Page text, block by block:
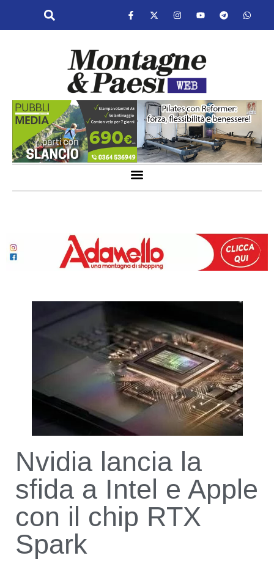
Nvidia lancia la
sfida a Intel e Apple
con il chip RTX
Spark